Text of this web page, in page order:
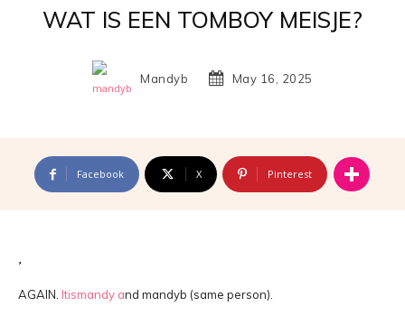
WAT IS EEN TOMBOY MEISJE?
Mandyb May 16, 2025
Facebook X Pinterest
AGAIN. Itismandy and mandyb (same person).